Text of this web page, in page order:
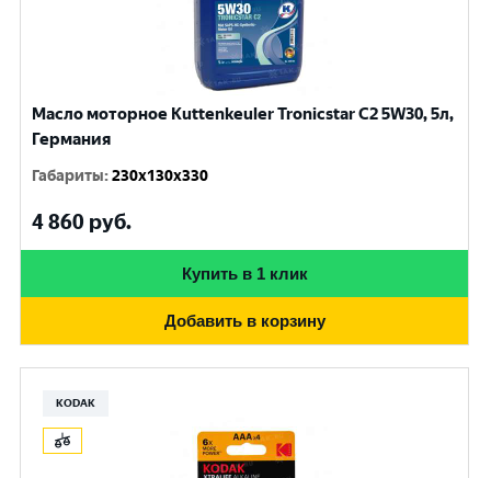
Масло моторное Kuttenkeuler Tronicstar C2 5W30, 5л,
Германия
Габариты:230x130x330
4 860 руб.
Купить в 1 клик
Добавить в корзину
KODAK